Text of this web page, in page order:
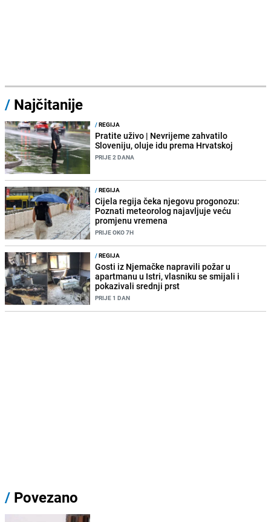
/ Najčitanije
/REGIJA
Pratite uživo | Nevrijeme zahvatilo
Sloveniju, oluje idu prema Hrvatskoj
PRIJE 2 DANA
/REGIJA
Cijela regija čeka njegovu progonozu:
Poznati meteorolog najavljuje veću
promjenu vremena
PRIJE OKO 7H
/REGIJA
Gosti iz Njemačke napravili požar u
apartmanu u Istri, vlasniku se smijali i
pokazivali srednji prst
PRIJE 1 DAN
/ Povezano